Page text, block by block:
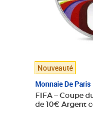
Nouveauté
Monnaie De Paris
FIFA – Coupe
de 10€ Argent